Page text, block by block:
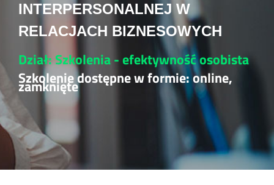
INTERPERSONALNEJ W
RELACJACH BIZNESOWYCH
Dział: Szkolenia - efektywność osobista
Szkolenie dostępne w formie: online,
zamknięte